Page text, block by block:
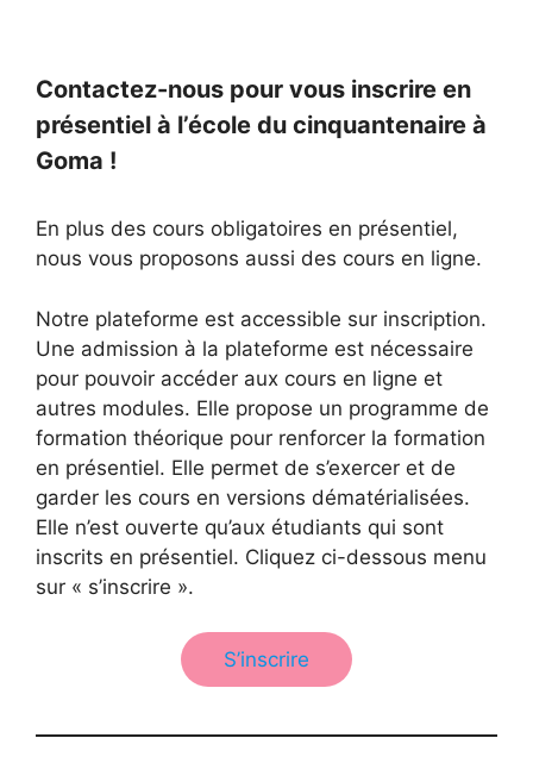
Contactez-nous pour vous inscrire en
présentiel à l’école du cinquantenaire à
Goma !
En plus des cours obligatoires en présentiel,
nous vous proposons aussi des cours en ligne.
Notre plateforme est accessible sur inscription.
Une admission à la plateforme est nécessaire
pour pouvoir accéder aux cours en ligne et
autres modules. Elle propose un programme de
formation théorique pour renforcer la formation
en présentiel. Elle permet de s’exercer et de
garder les cours en versions dématérialisées.
Elle n’est ouverte qu’aux étudiants qui sont
inscrits en présentiel. Cliquez ci-dessous menu
sur « s’inscrire ».
S’inscrire